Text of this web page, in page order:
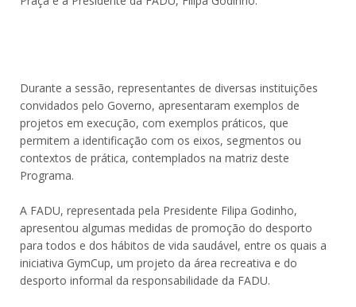
Durante a sessão, representantes de diversas instituições
convidados pelo Governo, apresentaram exemplos de
projetos em execução, com exemplos práticos, que
permitem a identificação com os eixos, segmentos ou
contextos de prática, contemplados na matriz deste
Programa.
A FADU, representada pela Presidente Filipa Godinho,
apresentou algumas medidas de promoção do desporto
para todos e dos hábitos de vida saudável, entre os quais a
iniciativa GymCup, um projeto da área recreativa e do
desporto informal da responsabilidade da FADU.